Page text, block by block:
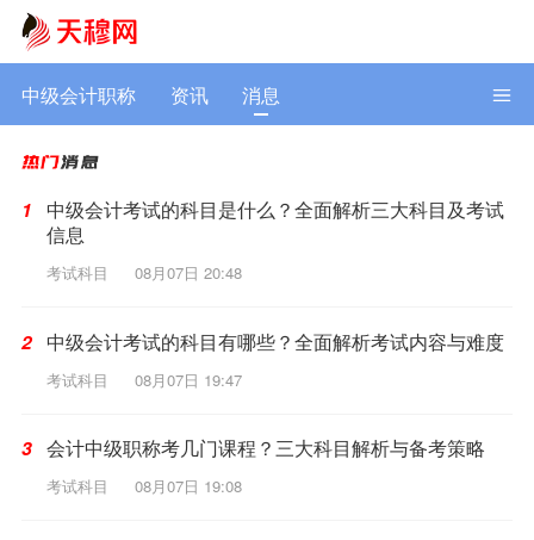
中级会计职称 资讯 消息
1
中级会计考试的科目是什么？全面解析三大科目及考试
信息
考试科目 08月07日 20:48
2 中级会计考试的科目有哪些？全面解析考试内容与难度
考试科目 08月07日 19:47
3 会计中级职称考几门课程？三大科目解析与备考策略
考试科目 08月07日 19:08